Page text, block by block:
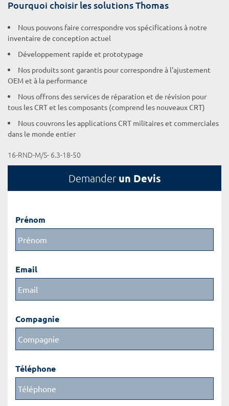
Pourquoi choisir les solutions Thomas
Nous pouvons faire correspondre vos spécifications à notre
inventaire de conception actuel
Développement rapide et prototypage
Nos produits sont garantis pour correspondre à l'ajustement
OEM et à la performance
Nous offrons des services de réparation et de révision pour
tous les CRT et les composants (comprend les nouveaux CRT)
Nous couvrons les applications CRT militaires et commerciales
dans le monde entier
16-RND-M/S- 6.3-18-50
Demander un Devis
Prénom
Email
Compagnie
Téléphone